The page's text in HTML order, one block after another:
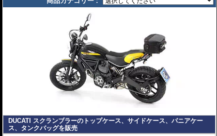
DUCATI スクランブラーのトップケース、サイドケース、パニアケー
ス、タンクバッグを販売